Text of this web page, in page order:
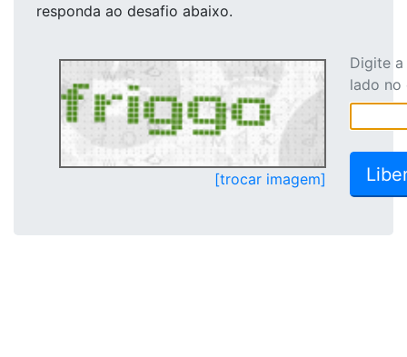
responda ao desafio abaixo.
[trocar imagem]
Digite
lado no